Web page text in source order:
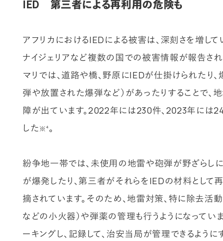
IED 第三者による再利用の危険も
アフリカにおけるIEDによる被害は、深刻さを増して
ナイジェリアなど複数の国での被害情報が報告され
マリでは、道路や橋、野原にIEDが仕掛けられたり
弾や放置された爆弾など）があったりすることで、
障が出ています。2022年には230件、2023年には
した※⁴。
紛争地一帯では、未使用の地雷や砲弾が野ざらしに
が爆発したり、第三者がそれらをIEDの材料として
摘されています。そのため、地雷対策、特に除去活
などの小火器）や弾薬の管理も行うようになってい
ーキングし、記録して、治安当局が管理できるよう